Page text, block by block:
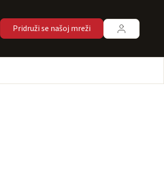
Pridruži se našoj mreži